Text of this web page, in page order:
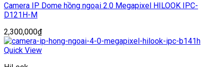
Camera IP Dome hồng ngoại 2.0 Megapixel HILOOK IPC-
D121H-M
2,300,000₫
Quick View